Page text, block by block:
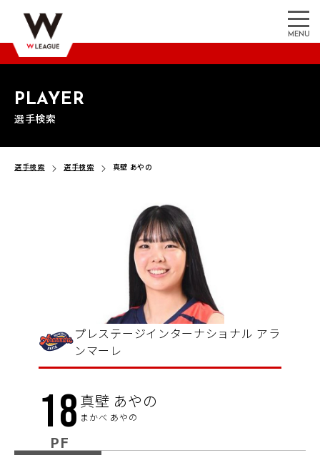
MENU
PLAYER
選手検索
選手検索 選手検索 真壁 あやの
プレステージインターナショナル アラ
ンマーレ
18
PF
真壁 あやの
まかべ あやの